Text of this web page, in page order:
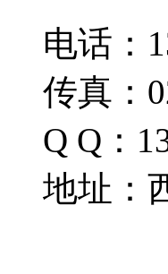
电话：
传真：
Q Q：
地址：